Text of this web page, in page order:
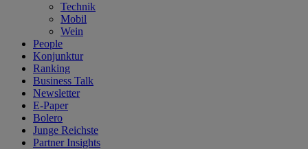
Technik
Mobil
Wein
People
Konjunktur
Ranking
Business Talk
Newsletter
E-Paper
Bolero
Junge Reichste
Partner Insights